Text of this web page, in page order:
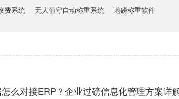
费系统 无人值守自动称重系统 地磅称重软件
么对接ERP？企业过磅信息化管理方案详